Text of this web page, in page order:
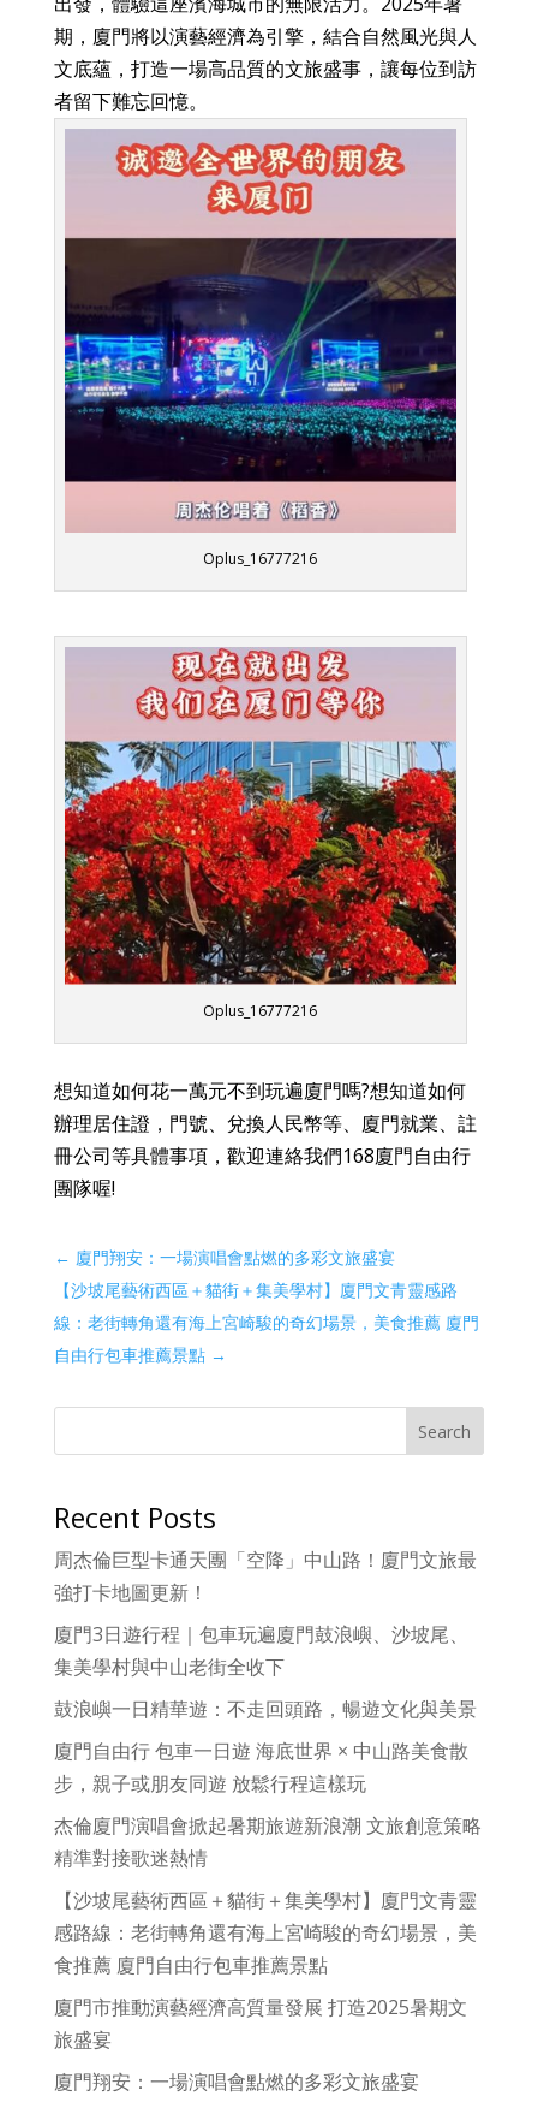
期，廈門將以演藝經濟為引擎，結合自然風光與人
文底蘊，打造一場高品質的文旅盛事，讓每位到訪
者留下難忘回憶。
Oplus_16777216
Oplus_16777216
想知道如何花一萬元不到玩遍廈門嗎?想知道如何
辦理居住證，門號、兌換人民幣等、廈門就業、註
冊公司等具體事項，歡迎連絡我們168廈門自由行
團隊喔!
← 廈門翔安：一場演唱會點燃的多彩文旅盛宴
【沙坡尾藝術西區＋貓街＋集美學村】廈門文青靈感路
線：老街轉角還有海上宮崎駿的奇幻場景，美食推薦 廈門
自由行包車推薦景點→
Search
Recent Posts
周杰倫巨型卡通天團「空降」中山路！廈門文旅最
強打卡地圖更新！
廈門3日遊行程｜包車玩遍廈門鼓浪嶼、沙坡尾、
集美學村與中山老街全收下
鼓浪嶼一日精華遊：不走回頭路，暢遊文化與美景
廈門自由行 包車一日遊 海底世界 × 中山路美食散
步，親子或朋友同遊 放鬆行程這樣玩
杰倫廈門演唱會掀起暑期旅遊新浪潮 文旅創意策略
精準對接歌迷熱情
【沙坡尾藝術西區＋貓街＋集美學村】廈門文青靈
感路線：老街轉角還有海上宮崎駿的奇幻場景，美
食推薦 廈門自由行包車推薦景點
廈門市推動演藝經濟高質量發展 打造2025暑期文
旅盛宴
廈門翔安：一場演唱會點燃的多彩文旅盛宴